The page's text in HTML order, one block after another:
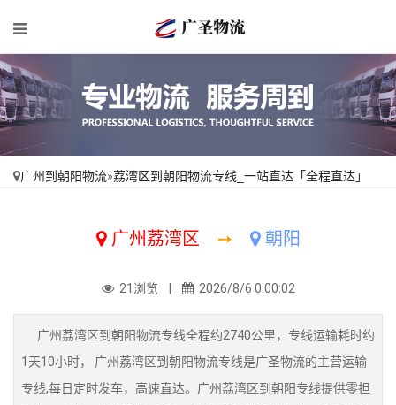
广州到朝阳物流»荔湾区到朝阳物流专线_一站直达「全程直达」
广州荔湾区 ➙ 朝阳
21浏览 | 2026/8/6 0:00:02
广州荔湾区到朝阳物流专线全程约2740公里，专线运输耗时约
1天10小时， 广州荔湾区到朝阳物流专线是广圣物流的主营运输
专线,每日定时发车，高速直达。广州荔湾区到朝阳专线提供零担